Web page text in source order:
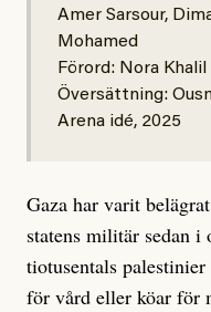
Amer Sarsour,
Mohamed
Förord: Nora Khalil
Översättning:
Arena idé, 2025
Gaza har varit
statens militär sedan i
tiotusentals
för vård eller köar för